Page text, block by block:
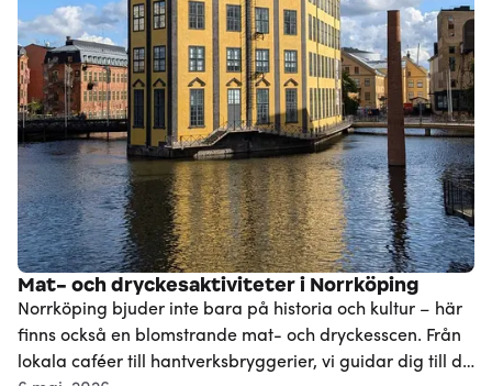
Mat- och dryckesaktiviteter i Norrköping
Norrköping bjuder inte bara på historia och kultur – här
finns också en blomstrande mat- och dryckesscen. Från
lokala caféer till hantverksbryggerier, vi guidar dig till de